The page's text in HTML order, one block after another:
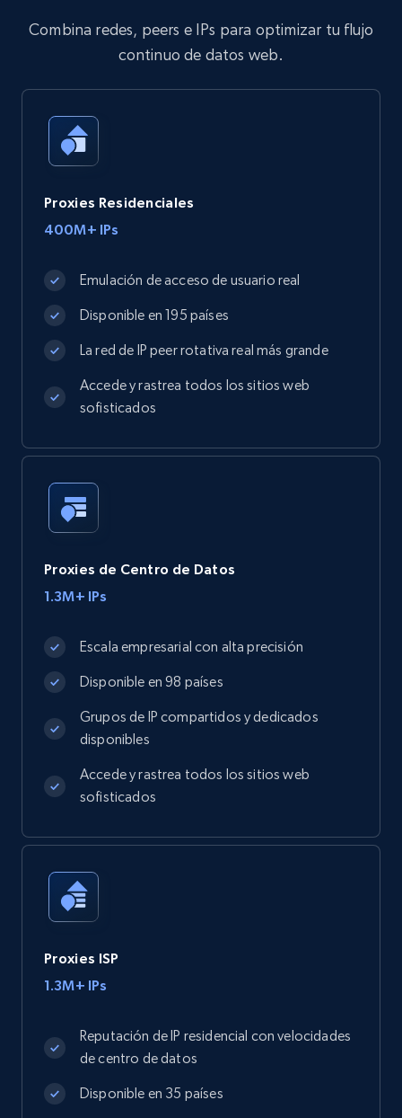
Combina redes, peers e IPs para optimizar tu flujo
continuo de datos web.
Proxies Residenciales
400M+ IPs
Emulación de acceso de usuario real
Disponible en 195 países
La red de IP peer rotativa real más grande
Accede y rastrea todos los sitios web
sofisticados
Proxies de Centro de Datos
1.3M+ IPs
Escala empresarial con alta precisión
Disponible en 98 países
Grupos de IP compartidos y dedicados
disponibles
Accede y rastrea todos los sitios web
sofisticados
Proxies ISP
1.3M+ IPs
Reputación de IP residencial con velocidades
de centro de datos
Disponible en 35 países